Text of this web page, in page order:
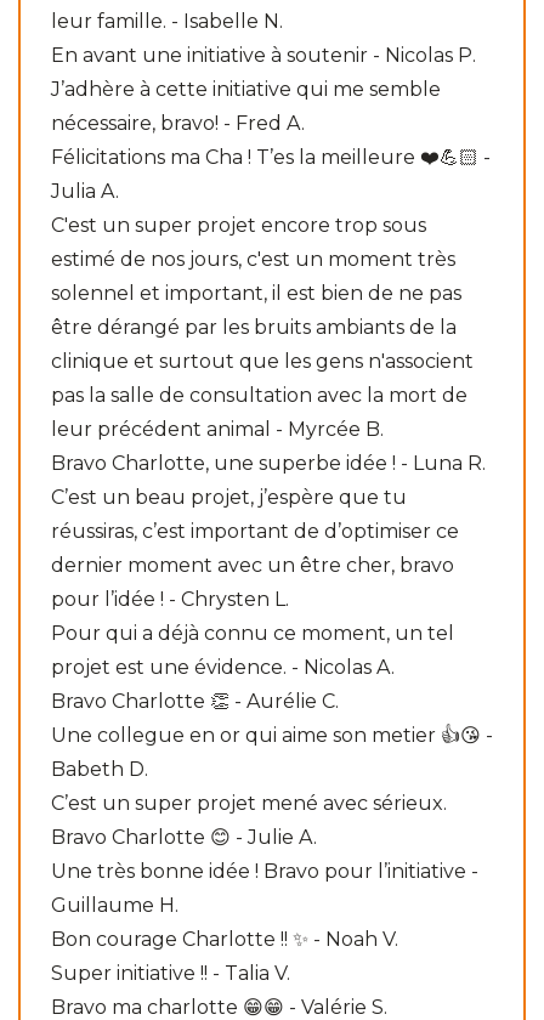
leur famille. - Isabelle N.
En avant une initiative à soutenir - Nicolas P.
J’adhère à cette initiative qui me semble
nécessaire, bravo! - Fred A.
Félicitations ma Cha ! T’es la meilleure ❤️💪🏻 -
Julia A.
C'est un super projet encore trop sous
estimé de nos jours, c'est un moment très
solennel et important, il est bien de ne pas
être dérangé par les bruits ambiants de la
clinique et surtout que les gens n'associent
pas la salle de consultation avec la mort de
leur précédent animal - Myrcée B.
Bravo Charlotte, une superbe idée ! - Luna R.
C’est un beau projet, j’espère que tu
réussiras, c’est important de d’optimiser ce
dernier moment avec un être cher, bravo
pour l’idée ! - Chrysten L.
Pour qui a déjà connu ce moment, un tel
projet est une évidence. - Nicolas A.
Bravo Charlotte 👏 - Aurélie C.
Une collegue en or qui aime son metier 👍😘 -
Babeth D.
C’est un super projet mené avec sérieux.
Bravo Charlotte 😊 - Julie A.
Une très bonne idée ! Bravo pour l’initiative -
Guillaume H.
Bon courage Charlotte !! ✨️ - Noah V.
Super initiative !! - Talia V.
Bravo ma charlotte 😁😁 - Valérie S.